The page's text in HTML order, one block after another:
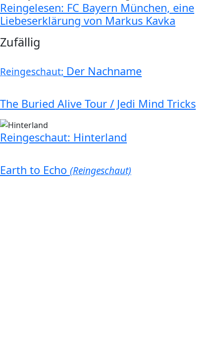
Reingelesen: FC Bayern München, eine
Liebeserklärung von Markus Kavka
Zufällig
Reingeschaut: Der Nachname
The Buried Alive Tour / Jedi Mind Tricks
Reingeschaut: Hinterland
Earth to Echo (Reingeschaut)